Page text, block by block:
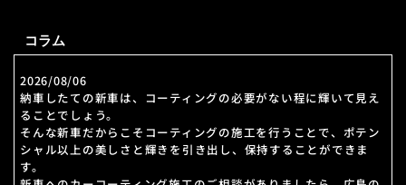
コラム
2026/08/06
納車したての新車は、コーティングの必要がない程に輝いて見え
ることでしょう。
そんな新車だからこそコーティングの施工を行うことで、ポテン
シャル以上の美しさと輝きを引き出し、保持することができま
す。